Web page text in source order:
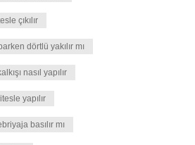
çıkılır
dörtlü yakılır mı
nasıl yapılır
yapılır
basılır mı